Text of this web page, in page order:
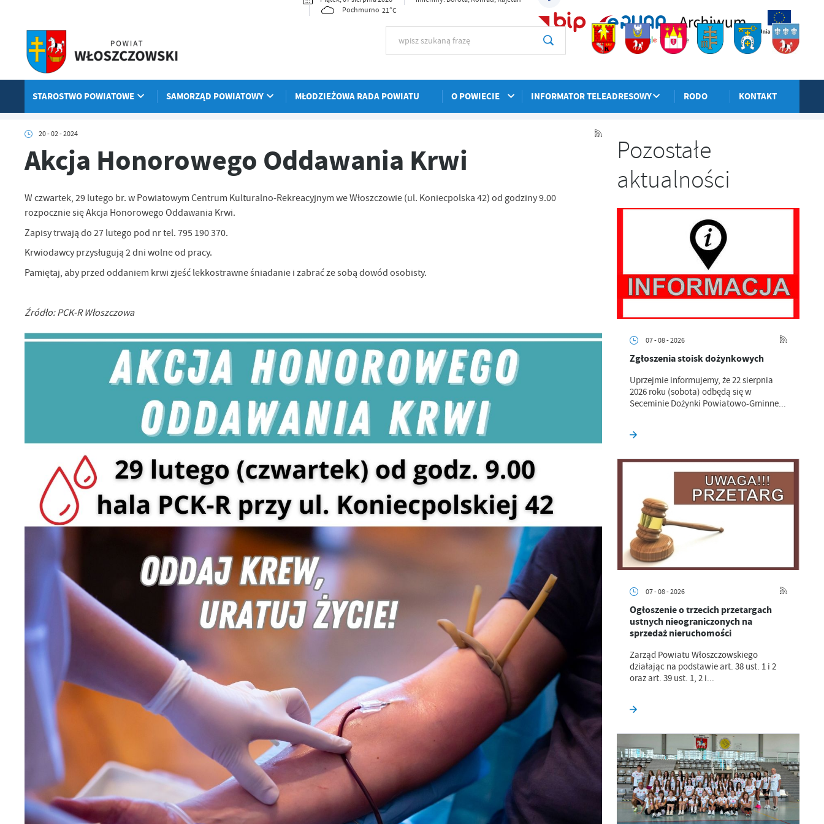
Pochmurno 21°C
STAROSTWO POWIATOWE SAMORZĄD POWIATOWY MŁODZIEŻOWA RADA POWIATU O POWIECIE INFORMATOR TELEADRESOWY RODO KONTAKT
20 - 02 - 2024
Akcja Honorowego Oddawania Krwi
W czwartek, 29 lutego br. w Powiatowym Centrum Kulturalno-Rekreacyjnym we Włoszczowie (ul. Koniecpolska 42) od godziny 9.00
rozpocznie się Akcja Honorowego Oddawania Krwi.
Zapisy trwają do 27 lutego pod nr tel. 795 190 370.
Krwiodawcy przysługują 2 dni wolne od pracy.
Pamiętaj, aby przed oddaniem krwi zjeść lekkostrawne śniadanie i zabrać ze sobą dowód osobisty.
Źródło: PCK-R Włoszczowa
Pozostałe
aktualności
07 - 08 - 2026
Zgłoszenia stoisk dożynkowych
Uprzejmie informujemy, że 22 sierpnia
2026 roku (sobota) odbędą się w
Seceminie Dożynki Powiatowo-Gminne...
07 - 08 - 2026
Ogłoszenie o trzecich przetargach
ustnych nieograniczonych na
sprzedaż nieruchomości
Zarząd Powiatu Włoszczowskiego
działając na podstawie art. 38 ust. 1 i 2
oraz art. 39 ust. 1, 2 i...
Ustawienia
Szanujemy Twoją prywatność. Możesz zmienić ustawienia cookies lub zaakceptować je
wszystkie. W dowolnym momencie możesz dokonać zmiany swoich ustawień.
Niezbędne
Niezbędne pliki cookies służą do prawidłowego funkcjonowania strony internetowej i
umożliwiają Ci komfortowe korzystanie z oferowanych przez nas usług.